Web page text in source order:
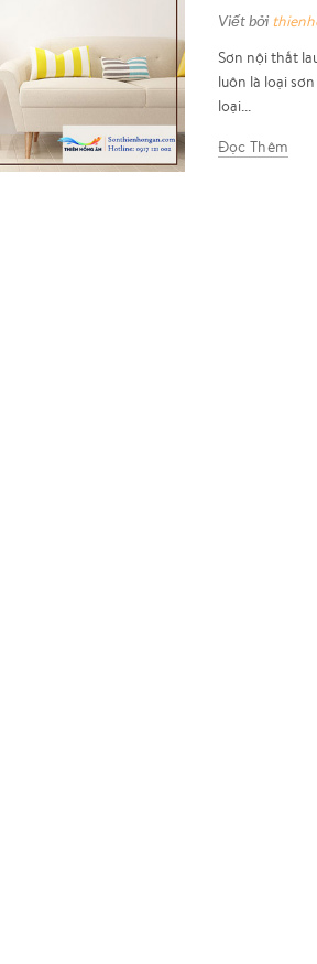
Viết bởi
Sơn nội thất
luôn là loại
loại...
Đọc Thêm